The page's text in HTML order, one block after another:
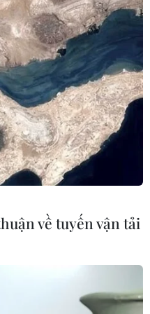
tịch Hạ
thăm
về tuyến vận tải